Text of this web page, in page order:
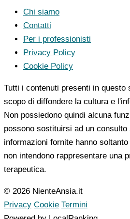
Chi siamo
Contatti
Per i professionisti
Privacy Policy
Cookie Policy
Tutti i contenuti presenti in questo
scopo di diffondere la cultura e
Non possiedono quindi alcuna
possono sostituirsi ad un
informazioni fornite hanno
non intendono rappresentare una
terapeutica.
© 2026 NienteAnsia.it
Privacy Cookie Termini